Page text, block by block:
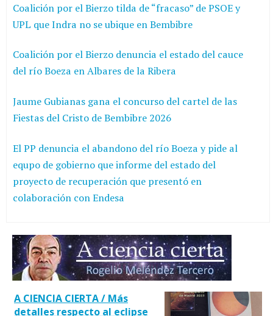
Coalición por el Bierzo tilda de “fracaso” de PSOE y
UPL que Indra no se ubique en Bembibre
Coalición por el Bierzo denuncia el estado del cauce
del río Boeza en Albares de la Ribera
Jaume Gubianas gana el concurso del cartel de las
Fiestas del Cristo de Bembibre 2026
El PP denuncia el abandono del río Boeza y pide al
equpo de gobierno que informe del estado del
proyecto de recuperación que presentó en
colaboración con Endesa
A CIENCIA CIERTA / Más
detalles respecto al eclipse